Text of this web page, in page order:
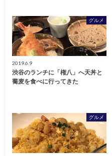
グルメ
2019.6.9
渋谷のランチに「権八」へ天丼と
蕎麦を食べに行ってきた
グルメ